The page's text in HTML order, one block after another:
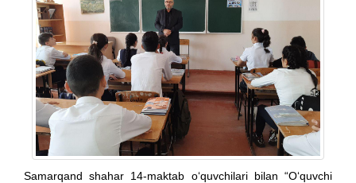
Samarqand shahar 14-maktab o‘quvchilari bilan “O‘quvchi